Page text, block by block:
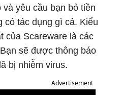
yêu cầu bạn bỏ tiền
có tác dụng gì cả. Kiểu
của Scareware là các
sẽ được thông báo
bị nhiễm virus.
Advertisement